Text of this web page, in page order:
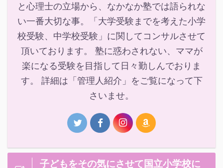
と心理士の立場から、なかなか塾では語られな
い一番大切な事。「大学受験までを考えた小学
校受験、中学校受験」に関してコンサルさせて
頂いております。 塾に惑わされない、ママが
楽になる受験を目指して日々勤しんでおりま
す。 詳細は「管理人紹介」をご覧になって下
さいませ。
子どもをその気にさせて国立小学校に